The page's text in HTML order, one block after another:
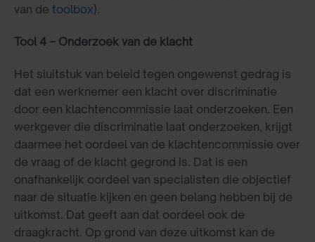
van de toolbox).
Tool 4 – Onderzoek van de klacht
Het sluitstuk van beleid tegen ongewenst gedrag is
dat een werknemer een klacht over discriminatie
door een klachtencommissie laat onderzoeken. Een
werkgever die discriminatie laat onderzoeken, krijgt
daarmee het oordeel van de klachtencommissie over
de vraag of de klacht gegrond is. Dat is een
onafhankelijk oordeel van specialisten die objectief
naar de situatie kijken en geen belang hebben bij de
uitkomst. Dat geeft aan dat oordeel ook de
draagkracht. Op grond van deze uitkomst kan de